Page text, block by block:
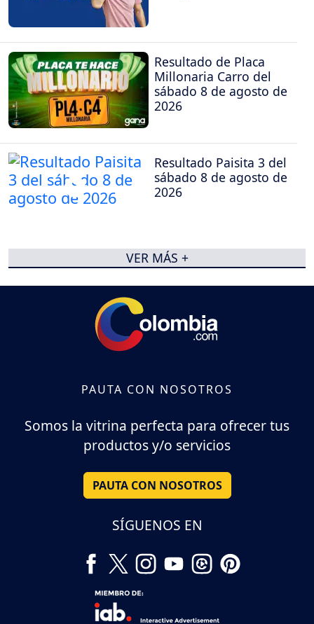
Resultado de Placa
Millonaria Carro del
sábado 8 de agosto de
2026
Resultado Paisita 3 del
sábado 8 de agosto de
2026
VER MÁS +
PAUTA CON NOSOTROS
Somos la vitrina perfecta para ofrecer tus
productos y/o servicios
PAUTA CON NOSOTROS
SÍGUENOS EN